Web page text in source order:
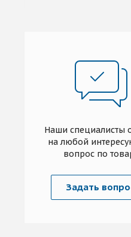
Наши специалисты
на любой
вопрос по
Задать